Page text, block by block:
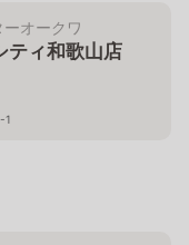
オークワ
ティ和歌山店
1